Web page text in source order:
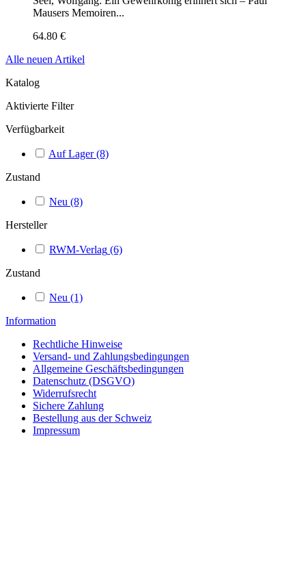
Mausers Memoiren...
64.80 €
Alle neuen Artikel
Katalog
Aktivierte Filter
Verfügbarkeit
Auf Lager(8)
Zustand
Neu (8)
Hersteller
RWM-Verlag (6)
Zustand
Neu (1)
Information
Rechtliche Hinweise
Versand- und Zahlungsbedingungen
Allgemeine Geschäftsbedingungen
Datenschutz (DSGVO)
Widerrufsrecht
Sichere Zahlung
Bestellung aus der Schweiz
Impressum